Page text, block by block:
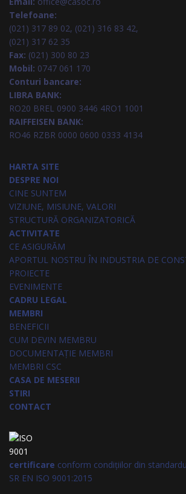
Telefoane:
(021) 317 89 02, (021) 316 83 42,
(021) 317 62 35
Fax: (021) 300 80 23
Mobil: 0747 061 170
Conturi bancare:
LIBRA BANK:
RO20 BREL 0900 3446 4RO1 1001
RAIFFEISEN BANK:
RO46 RZBR 0000 0600 0333 4134
HARTA SITE
DESPRE NOI
CINE SUNTEM
VIZIUNE, MISIUNE, VALORI
STRUCTURĂ ORGANIZATORICĂ
ACTIVITATE
CE ASIGURĂM
APORTUL NOSTRU ÎN INDUSTRIA DE
PROIECTE
EVENIMENTE
CADRU LEGAL
MEMBRI
BENEFICII
CUM DEVIN MEMBRU
DOCUMENTAȚIE MEMBRI
MEMBRI CSC
CASA DE MESERII
STIRI
CONTACT
certificare conform condițiilor din
SR EN ISO 9001:2015